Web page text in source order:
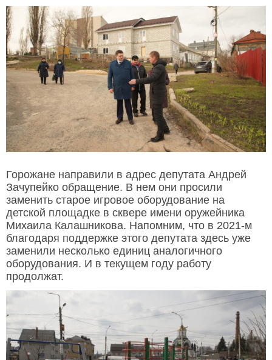
Горожане направили в адрес депутата Андрей
Зачупейко обращение. В нем они просили
заменить старое игровое оборудование на
детской площадке в сквере имени оружейника
Михаила Калашникова. Напомним, что в 2021-м
благодаря поддержке этого депутата здесь уже
заменили несколько единиц аналогичного
оборудования. И в текущем году работу
продолжат.